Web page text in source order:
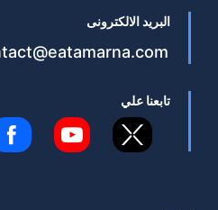
البريد الالكترونى
تابعنا علي